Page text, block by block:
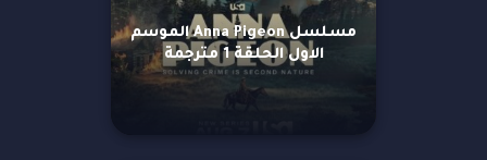
مسلسل Anna Pigeon الموسم
الاول الحلقة 1 مترجمة